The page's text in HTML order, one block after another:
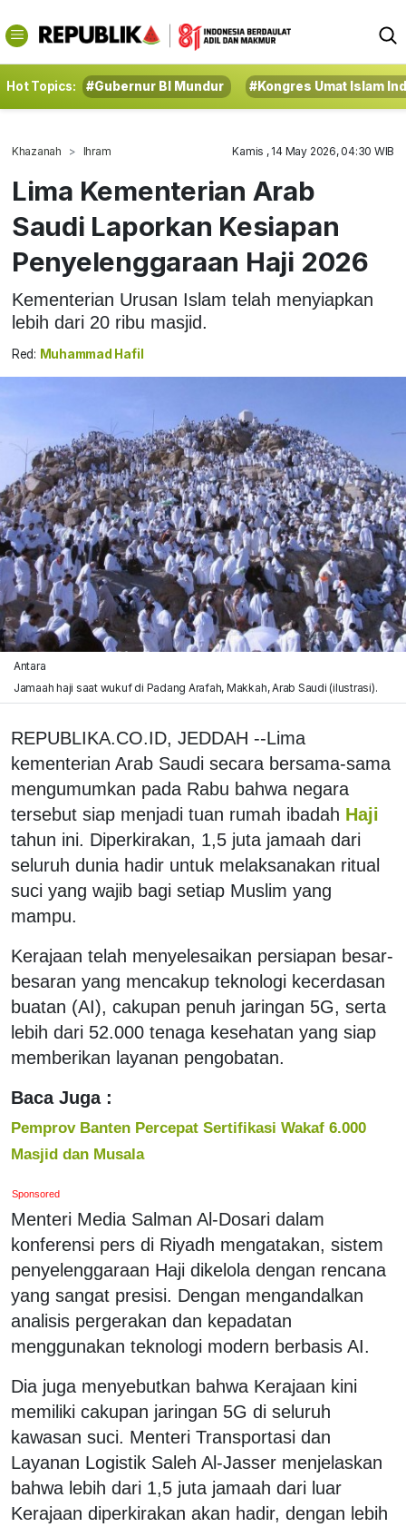
Hot Topics: #Gubernur BI Mundur #Kongres Umat Islam
Khazanah Ihram Kamis , 14 May 2026, 04:30 WIB
Lima Kementerian Arab
Saudi Laporkan Kesiapan
Penyelenggaraan Haji 2026
Kementerian Urusan Islam telah menyiapkan
lebih dari 20 ribu masjid.
Red: Muhammad Hafil
Antara
Jamaah haji saat wukuf di Padang Arafah, Makkah, Arab Saudi (ilustrasi).
REPUBLIKA.CO.ID, JEDDAH --Lima
kementerian Arab Saudi secara bersama-sama
mengumumkan pada Rabu bahwa negara
tersebut siap menjadi tuan rumah ibadah Haji
tahun ini. Diperkirakan, 1,5 juta jamaah dari
seluruh dunia hadir untuk melaksanakan ritual
suci yang wajib bagi setiap Muslim yang
mampu.
Kerajaan telah menyelesaikan persiapan besar-
besaran yang mencakup teknologi kecerdasan
buatan (AI), cakupan penuh jaringan 5G, serta
lebih dari 52.000 tenaga kesehatan yang siap
memberikan layanan pengobatan.
Baca Juga :
Pemprov Banten Percepat Sertifikasi Wakaf 6.000
Masjid dan Musala
Sponsored
Menteri Media Salman Al-Dosari dalam
konferensi pers di Riyadh mengatakan, sistem
penyelenggaraan Haji dikelola dengan rencana
yang sangat presisi. Dengan mengandalkan
analisis pergerakan dan kepadatan
menggunakan teknologi modern berbasis AI.
Dia juga menyebutkan bahwa Kerajaan kini
memiliki cakupan jaringan 5G di seluruh
kawasan suci. Menteri Transportasi dan
Layanan Logistik Saleh Al-Jasser menjelaskan
bahwa lebih dari 1,5 juta jamaah dari luar
Kerajaan diperkirakan akan hadir, dengan lebih